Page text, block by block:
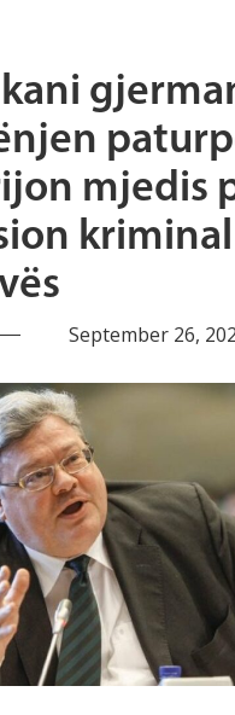
mjedis
September 26,